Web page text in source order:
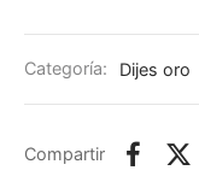
Categoría: Dijes oro
Compartir